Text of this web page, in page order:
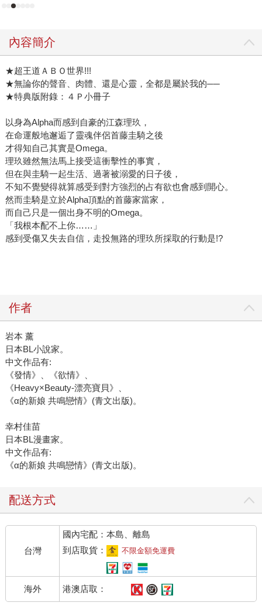
內容簡介
★超王道ＡＢＯ世界!!!
★無論你的聲音、肉體、還是心靈，全都是屬於我的──
★特典版附錄：４Ｐ小冊子
以身為Alpha而感到自豪的江森理玖，
在命運般地邂逅了靈魂伴侶首藤圭騎之後
才得知自己其實是Omega。
理玖雖然無法馬上接受這衝擊性的事實，
但在與圭騎一起生活、過著被溺愛的日子後，
不知不覺變得就算感受到對方強烈的占有欲也會感到開心。
然而圭騎是立於Alpha頂點的首藤家當家，
而自己只是一個出身不明的Omega。
「我根本配不上你……」
感到受傷又失去自信，走投無路的理玖所採取的行動是!?
作者
岩本 薰
日本BL小說家。
中文作品有:
《發情》、《欲情》、
《Heavy×Beauty-漂亮寶貝》、
《α的新娘 共鳴戀情》(青文出版)。
幸村佳苗
日本BL漫畫家。
中文作品有:
《α的新娘 共鳴戀情》(青文出版)。
配送方式
台灣
國內宅配：本島、離島
到店取貨：
不限金額免運費
海外 港澳店取：